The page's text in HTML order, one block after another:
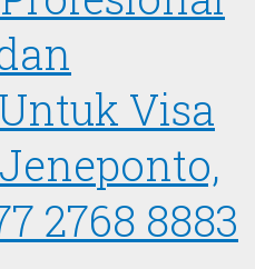
Visa
2768 8883